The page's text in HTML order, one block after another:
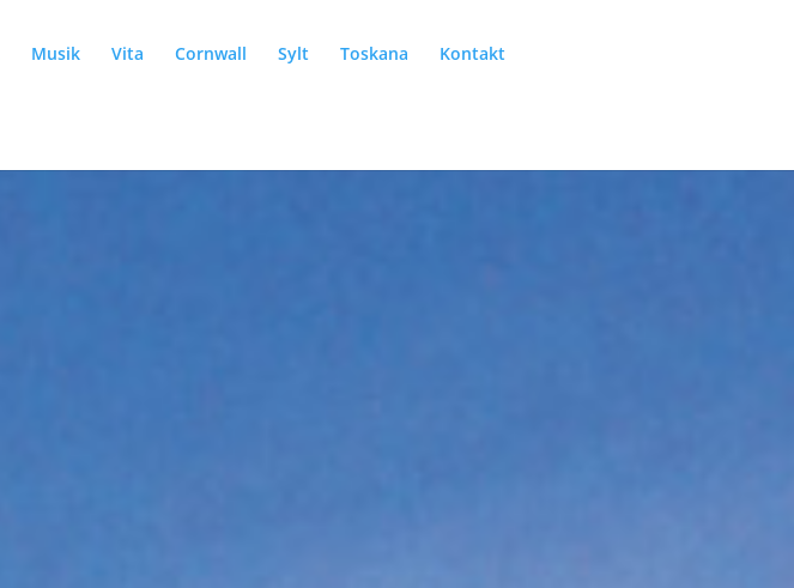
Musik Vita Cornwall Sylt Toskana Kontakt